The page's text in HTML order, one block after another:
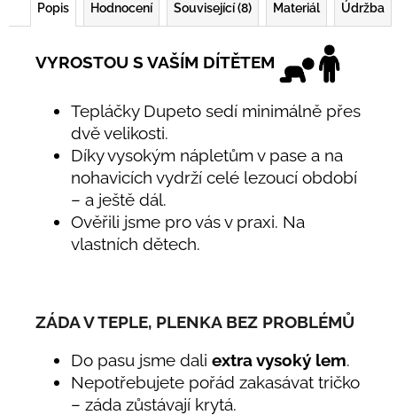
Popis Hodnocení Související (8) Materiál Údržba
VYROSTOU S VAŠÍM DÍTĚTEM
Tepláčky Dupeto sedí minimálně přes
dvě velikosti.
Díky vysokým nápletům v pase a na
nohavicích vydrží celé lezoucí období
– a ještě dál.
Ověřili jsme pro vás v praxi. Na
vlastních dětech.
ZÁDA V TEPLE, PLENKA BEZ PROBLÉMŮ
Do pasu jsme dali extra vysoký lem.
Nepotřebujete pořád zakasávat tričko
– záda zůstávají krytá.